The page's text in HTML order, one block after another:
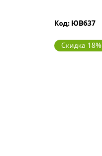
Код: ЮВ637
Скидка 18%